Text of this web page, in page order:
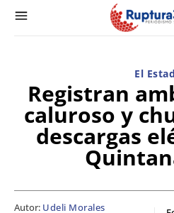
El
Registran
caluroso y
descargas
Autor: Udeli Morales